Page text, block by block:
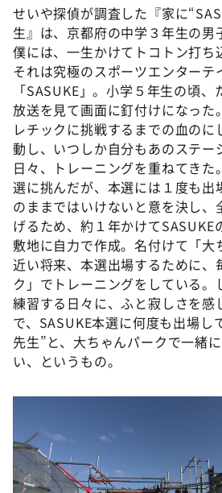
ぺこぱのまるスポ
アナ回覧板
せいや探偵が調査した『家に
生』は、京都府の中学３年生の男
僕には、一生かけてトコトン打ち
それは究極のスポーツエンターテ
「SASUKE」。小学５年生の頃
放送を見て画面に釘付けになった
レチックに挑戦するまでの血のに
動し、いつしか自分もあのステー
日々、トレーニングを重ねてきた
選に挑んだが、本選には１度も出
のままではいけないと意を決し、
げるため、約１年かけてSASUKE
敷地に自力で作成。名付けて「
近い将来、本選出場するために、
ク」でトレーニングをしている。
練習する日々に、ふと寂しさを
で、SASUKE本選に何度も出場し
先生”と、大ちゃんパークで一緒
い、というもの。